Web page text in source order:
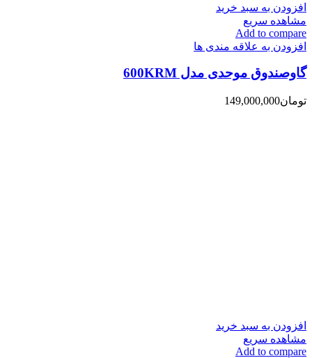
افزودن به سبد خرید
مشاهده سریع
Add to compare
افزودن به علاقه مندی ها
گاوصندوق موحدی مدل 600KRM
تومان149,000,000
افزودن به سبد خرید
مشاهده سریع
Add to compare